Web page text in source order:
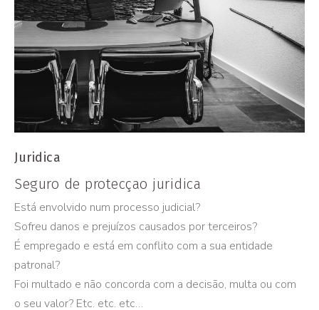
Juridica
Seguro de protecçao juridica
Está envolvido num processo judicial?
Sofreu danos e prejuízos causados por terceiros?
É empregado e está em conflito com a sua entidade
patronal?
Foi multado e não concorda com a decisão, multa ou com
o seu valor? Etc. etc. etc…